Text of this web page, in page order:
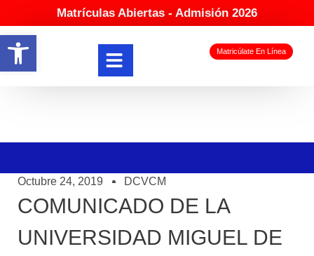
Abrir barra de herramientas
Matrículas Abiertas - Admisión 2026
Matricúlate En Línea
Octubre 24, 2019 DCVCM
COMUNICADO DE LA
UNIVERSIDAD MIGUEL DE